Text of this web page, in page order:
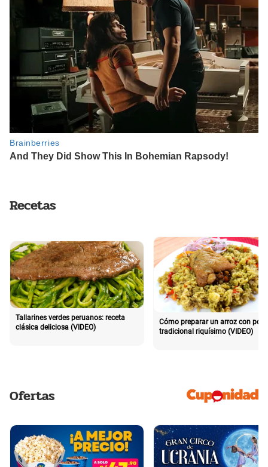
Recetas
Tallarines verdes peruanos: receta
clásica deliciosa (VIDEO)
Cómo preparar un arroz con pollo
tradicional riquísimo (VIDEO)
Ofertas